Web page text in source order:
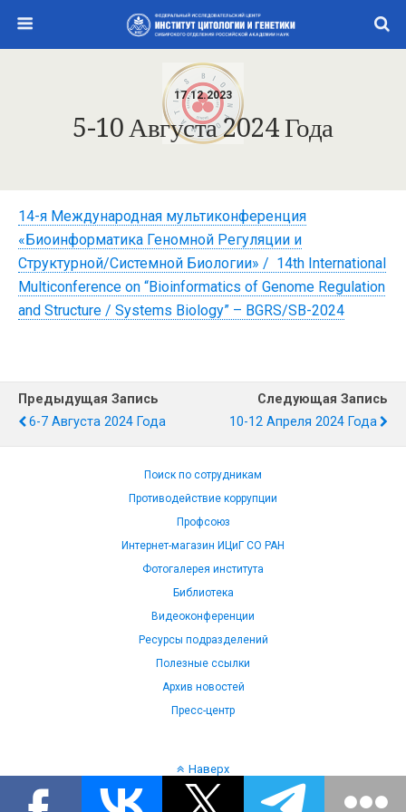
17.12.2023
5-10 Августа 2024 Года
14-я Международная мультиконференция
«Биоинформатика Геномной Регуляции и
Структурной/Системной Биологии» / 14th International
Multiconference on “Bioinformatics of Genome Regulation
and Structure / Systems Biology” – BGRS/SB-2024
Предыдущая Запись
6-7 Августа 2024 Года
Следующая Запись
10-12 Апреля 2024 Года
Поиск по сотрудникам
Противодействие коррупции
Профсоюз
Интернет-магазин ИЦиГ СО РАН
Фотогалерея института
Библиотека
Видеоконференции
Ресурсы подразделений
Полезные ссылки
Архив новостей
Пресс-центр
Наверх